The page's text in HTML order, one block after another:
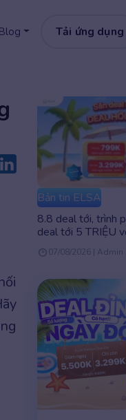
Blog Tải ứng dụng
Bản tin ELSA
8.8 deal tới, trình
deal tới 5 TRIỆU
07/08/2026 | Admin